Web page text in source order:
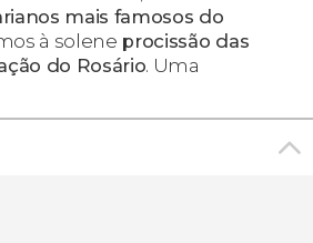
mais famosos do
à solene procissão das
do Rosário. Uma